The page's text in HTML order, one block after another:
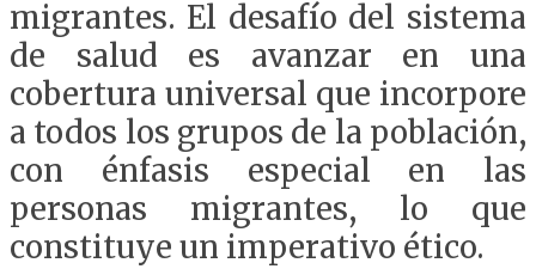
migrantes. El desafío del sistema
de salud es avanzar en una
cobertura universal que incorpore
a todos los grupos de la población,
con énfasis especial en las
personas migrantes, lo que
constituye un imperativo ético.